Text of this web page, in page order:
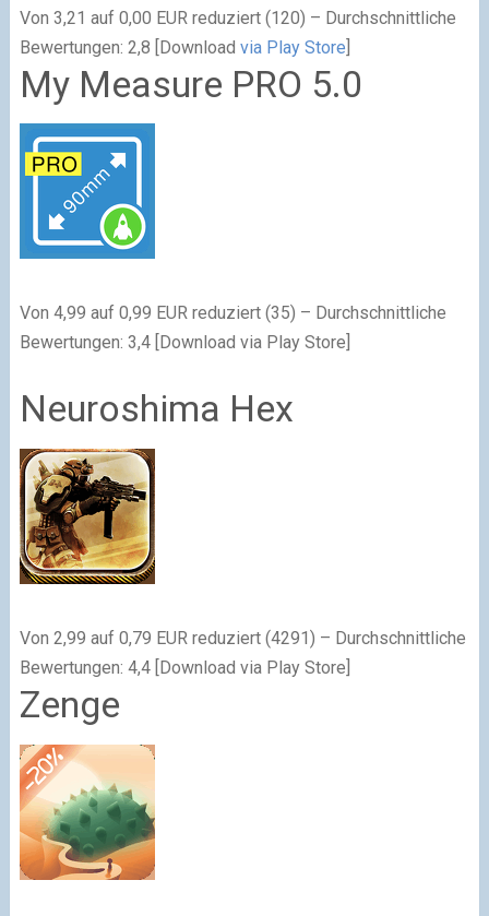
Von 3,21 auf 0,00 EUR reduziert (120) – Durchschnittliche
Bewertungen: 2,8 [Download via Play Store]
My Measure PRO 5.0
Von 4,99 auf 0,99 EUR reduziert (35) – Durchschnittliche
Bewertungen: 3,4 [Download via Play Store]
Neuroshima Hex
Von 2,99 auf 0,79 EUR reduziert (4291) – Durchschnittliche
Bewertungen: 4,4 [Download via Play Store]
Zenge